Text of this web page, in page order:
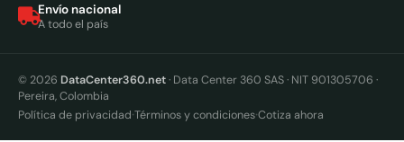
Envío nacional
A todo el país
© 2026 DataCenter360.net· Data Center 360 SAS · NIT 901305706 ·
Pereira, Colombia
Política de privacidad·Términos y condiciones·Cotiza ahora